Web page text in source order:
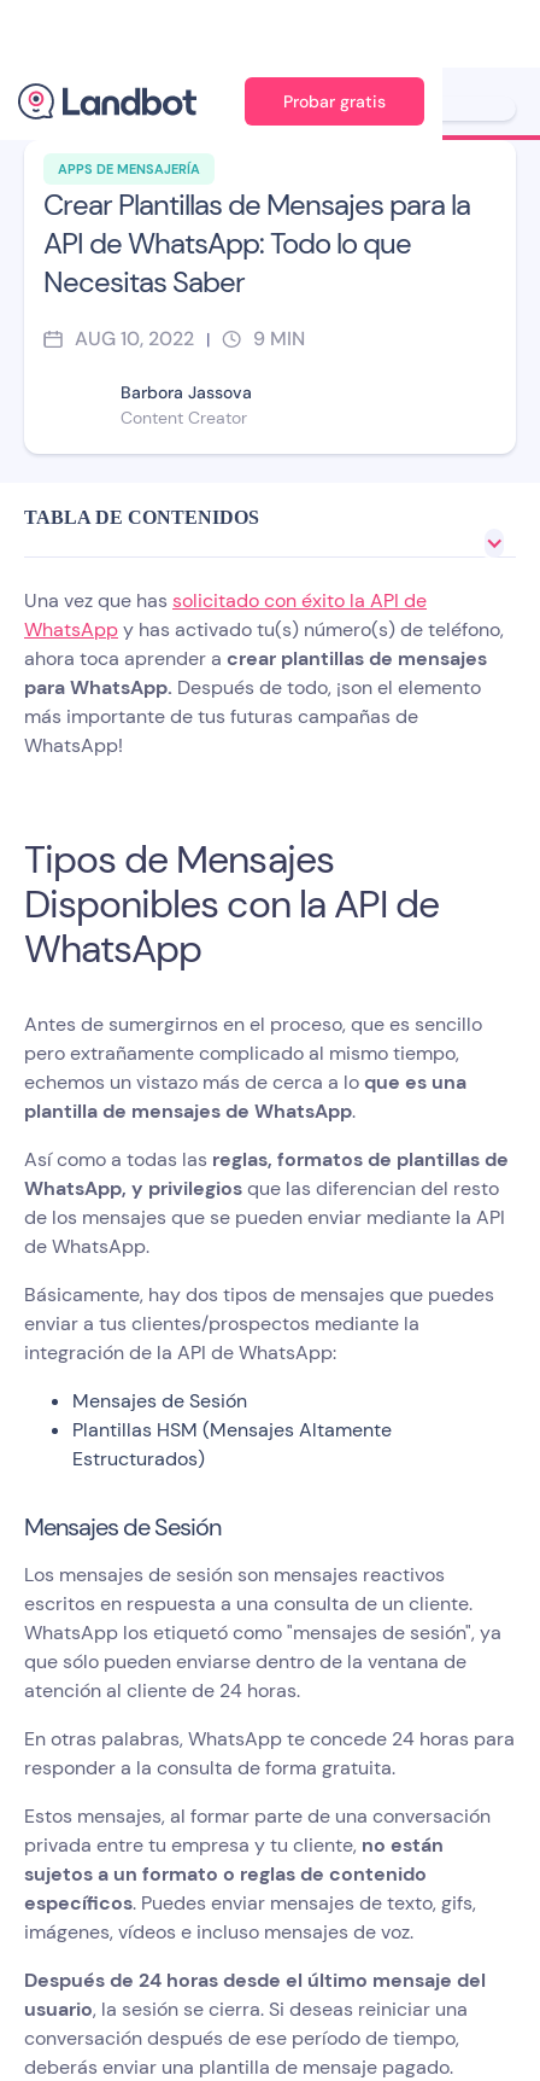
Probar gratis
APPS DE MENSAJERÍA
Crear Plantillas de Mensajes para la
API de WhatsApp: Todo lo que
Necesitas Saber
AUG 10, 2022 | 9 MIN
Barbora Jassova
Content Creator
Ilustración: Jana Pérez
TABLA DE CONTENIDOS
Una vez que has solicitado con éxito la API de
WhatsAppy has activado tu(s) número(s) de teléfono,
ahora toca aprender a crear plantillas de mensajes
para WhatsApp. Después de todo, ¡son el elemento
más importante de tus futuras campañas de
WhatsApp!
Tipos de Mensajes
Disponibles con la API de
WhatsApp
Antes de sumergirnos en el proceso, que es sencillo
pero extrañamente complicado al mismo tiempo,
echemos un vistazo más de cerca a loque es una
plantilla de mensajes de WhatsApp.
Así como a todas las reglas, formatos de plantillas de
WhatsApp, y privilegiosque las diferencian del resto
de los mensajes que se pueden enviar mediante la API
de WhatsApp.
Básicamente, hay dos tipos de mensajes que puedes
enviar a tus clientes/prospectos mediante la
integración de la API de WhatsApp:
Mensajes de Sesión
Plantillas HSM (Mensajes Altamente
Estructurados)
Mensajes de Sesión
Los mensajes de sesión son mensajes reactivos
escritos en respuesta a una consulta de un cliente.
WhatsApp los etiquetó como "mensajes de sesión", ya
que sólo pueden enviarse dentro de la ventana de
atención al cliente de 24 horas.
En otras palabras, WhatsApp te concede 24 horas para
responder a la consulta de forma gratuita.
Estos mensajes, al formar parte de una conversación
privada entre tu empresa y tu cliente, no están
sujetos a un formato o reglas de contenido
específicos. Puedes enviar mensajes de texto, gifs,
imágenes, vídeos e incluso mensajes de voz.
Después de 24 horas desde el último mensaje del
usuario, la sesión se cierra. Si deseas reiniciar una
conversación después de ese período de tiempo,
deberás enviar una plantilla de mensaje pagado.